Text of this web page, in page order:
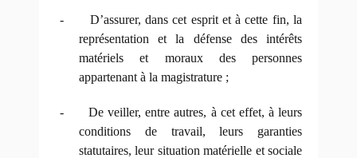
-
D’assurer, dans cet esprit et à cette fin, la
représentation et la défense des intérêts
matériels et moraux des personnes
appartenant à la magistrature ;
-
De veiller, entre autres, à cet effet, à leurs
conditions de travail, leurs garanties
statutaires, leur situation matérielle et sociale